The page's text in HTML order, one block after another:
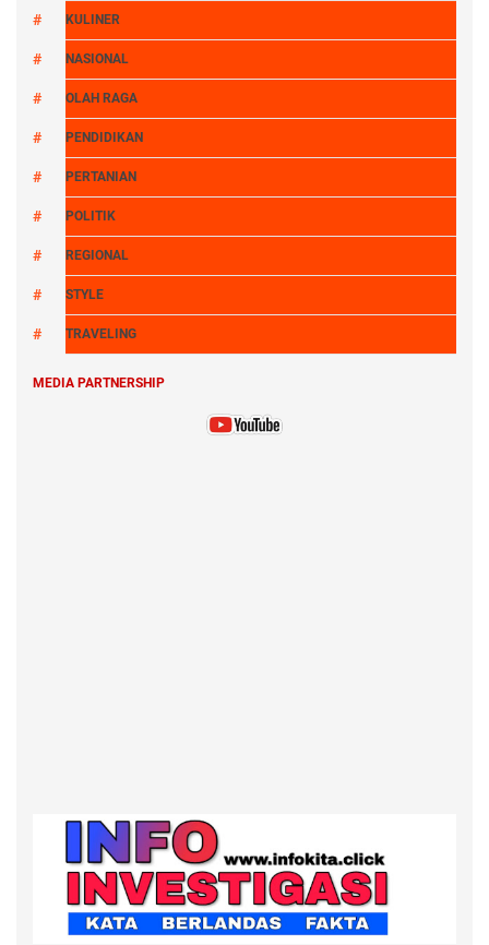
KULINER
NASIONAL
OLAH RAGA
PENDIDIKAN
PERTANIAN
POLITIK
REGIONAL
STYLE
TRAVELING
MEDIA PARTNERSHIP